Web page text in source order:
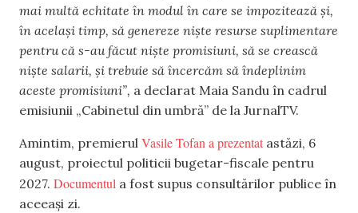
mai multă echitate în modul în care se impozitează și,
în același timp, să genereze niște resurse suplimentare
pentru că s-au făcut niște promisiuni, să se crească
niște salarii, și trebuie să încercăm să îndeplinim
aceste promisiuni”, a declarat Maia Sandu în cadrul
emisiunii „Cabinetul din umbră” de la JurnalTV.
Amintim, premierul Vasile Tofan a prezentat astăzi, 6
august, proiectul politicii bugetar-fiscale pentru
2027. Documentul a fost supus consultărilor publice în
aceeași zi.